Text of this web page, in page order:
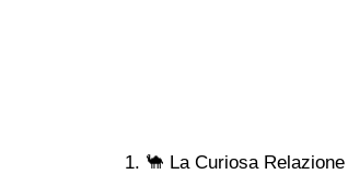
🐪 La Curiosa